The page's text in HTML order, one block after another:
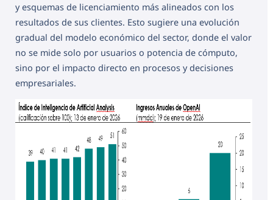
y esquemas de licenciamiento más alineados con los
resultados de sus clientes. Esto sugiere una evolución
gradual del modelo económico del sector, donde el valor
no se mide solo por usuarios o potencia de cómputo,
sino por el impacto directo en procesos y decisiones
empresariales.